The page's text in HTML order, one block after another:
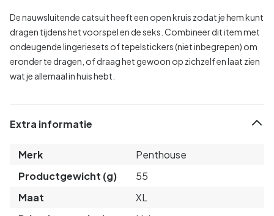
De nauwsluitende catsuit heeft een open kruis zodat je hem kunt
dragen tijdens het voorspel en de seks. Combineer dit item met
ondeugende lingeriesets of tepelstickers (niet inbegrepen) om
eronder te dragen, of draag het gewoon op zichzelf en laat zien
wat je allemaal in huis hebt.
Extra informatie
Merk
Penthouse
Productgewicht (g)
55
Maat
XL